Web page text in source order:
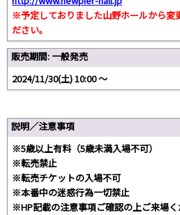
※予定しておりました山野ホールから変
ださい。
販売期間: 一般発売
2024/11/30(土) 10:00 〜
説明／注意事項
※5歳以上有料（5歳未満入場不可）
※転売禁止
※転売チケットの入場不可
※本番中の迷惑行為一切禁止
※HP記載の注意事項ご確認の上ご来場